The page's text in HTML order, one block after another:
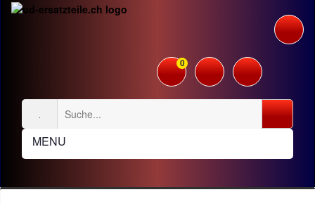
0
MENU